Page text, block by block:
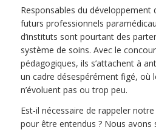
Responsables du développement
futurs professionnels
d’instituts sont pourtant des
système de soins. Avec le
pédagogiques, ils s’attachent à
un cadre désespérément figé, où
n’évoluent pas ou trop peu.
Est-il nécessaire de rappeler
pour être entendus ? Nous avons